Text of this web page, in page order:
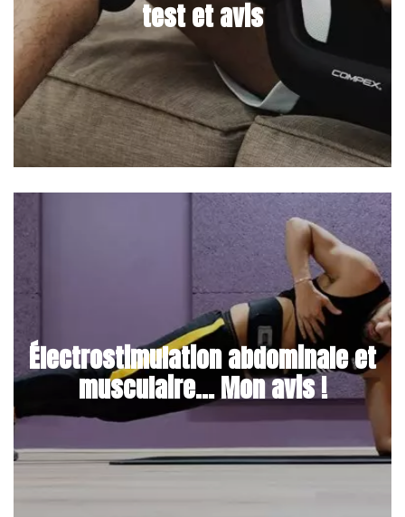
test et avis
Électrostimulation abdominale et
musculaire... Mon avis !